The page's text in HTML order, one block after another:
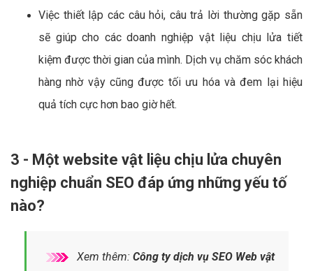
Việc thiết lập các câu hỏi, câu trả lời thường gặp sẵn
sẽ giúp cho các doanh nghiệp vật liệu chịu lửa tiết
kiệm được thời gian của mình. Dịch vụ chăm sóc khách
hàng nhờ vậy cũng được tối ưu hóa và đem lại hiệu
quả tích cực hơn bao giờ hết.
3 - Một website vật liệu chịu lửa chuyên
nghiệp chuẩn SEO đáp ứng những yếu tố
nào?
Xem thêm: Công ty dịch vụ SEO Web vật